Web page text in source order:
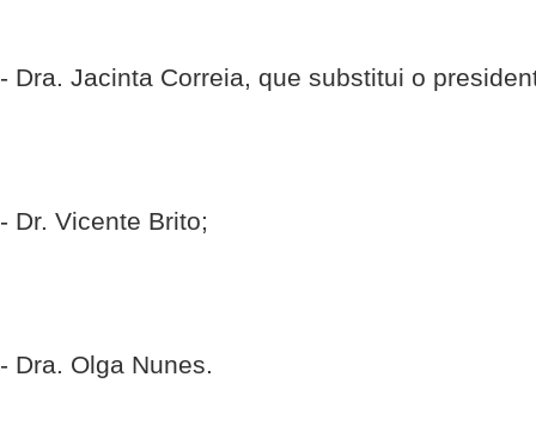
- Dra. Jacinta Correia, que substitui o
- Dr. Vicente Brito;
- Dra. Olga Nunes.